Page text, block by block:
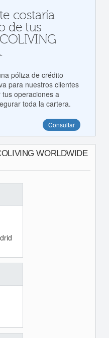
costaría
de tus
póliza de crédito
para nuestros clientes
operaciones a
toda la cartera.
Consultar
WORLDWIDE